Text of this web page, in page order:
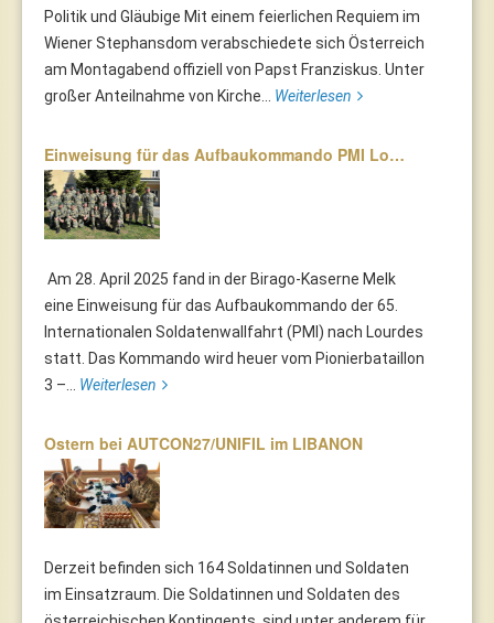
Politik und Gläubige Mit einem feierlichen Requiem im
Wiener Stephansdom verabschiedete sich Österreich
am Montagabend offiziell von Papst Franziskus. Unter
großer Anteilnahme von Kirche... Weiterlesen
Einweisung für das Aufbaukommando PMI Lo…
Am 28. April 2025 fand in der Birago-Kaserne Melk
eine Einweisung für das Aufbaukommando der 65.
Internationalen Soldatenwallfahrt (PMI) nach Lourdes
statt. Das Kommando wird heuer vom Pionierbataillon
3 –... Weiterlesen
Ostern bei AUTCON27/UNIFIL im LIBANON
Derzeit befinden sich 164 Soldatinnen und Soldaten
im Einsatzraum. Die Soldatinnen und Soldaten des